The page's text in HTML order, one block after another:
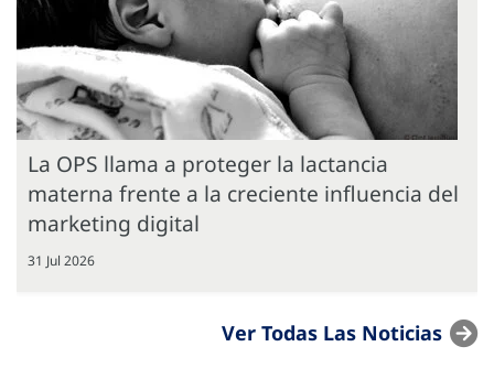
La OPS llama a proteger la lactancia
materna frente a la creciente influencia del
marketing digital
31 Jul 2026
Ver Todas Las Noticias